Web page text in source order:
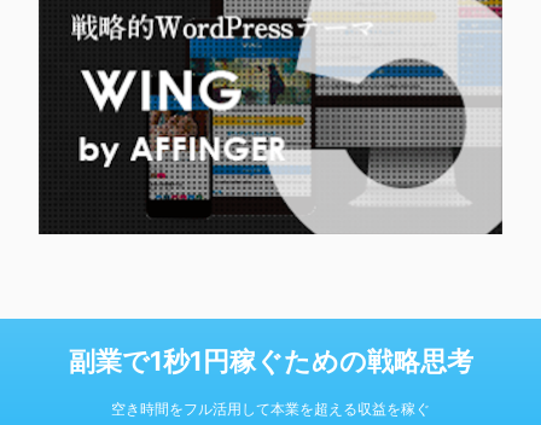
副業で1秒1円稼ぐための戦略思考
空き時間をフル活用して本業を超える収益を稼ぐ